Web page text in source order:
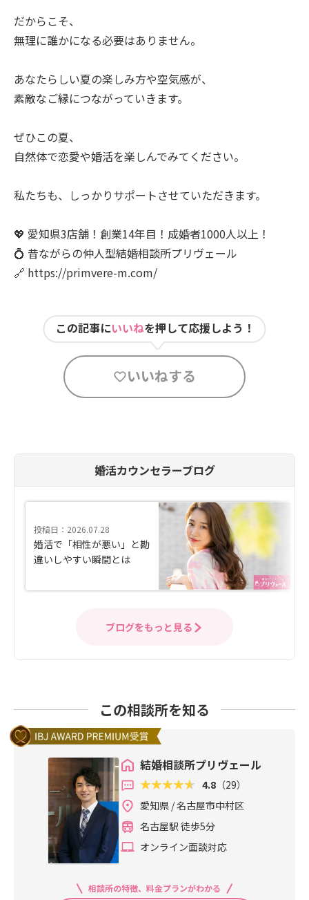
だからこそ、
無理に誰かになる必要はありません。
あなたらしい夏の楽しみ方や空気感が、
素敵なご縁につながっていきます。
ぜひこの夏、
自然体で恋愛や婚活を楽しんでみてください。
私たちも、しっかりサポートさせていただきます。
💖 愛知県3店舗！創業14年目！成婚者1000人以上！
💍 昔ながらの仲人型結婚相談所プリヴェール
🔗 https://primvere-m.com/
この記事にいいねを押して応援しよう！
いいねする
婚活カウンセラーブログ
投稿日：2026.07.28
婚活で「相性が悪い」と勘
違いしやすい瞬間とは
ブログをもっと見る
この相談所を知る
結婚相談所プリヴェール
4.8 （29）
愛知県 / 名古屋市中村区
名古屋駅 徒歩5分
オンライン面談対応
相談所の特徴、料金プランがわかる